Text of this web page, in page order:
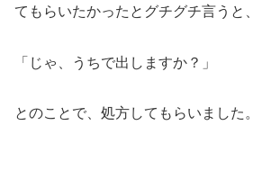
てもらいたかったとグチグチ言うと、
「じゃ、うちで出しますか？」
とのことで、処方してもらいました。